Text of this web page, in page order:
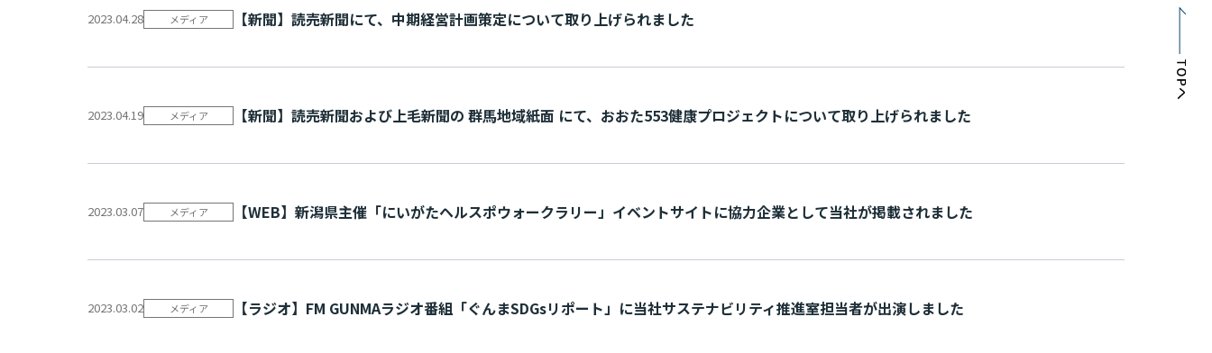
2023.04.28 メディア 【新聞】読売新聞にて、中期経営計画策定について取り上げら れ ま し た
2023.04.19 メディア 【新聞】読売新聞および上毛新聞の 群馬地域紙面 にて、おおた553健康プロジェクトについて取り上げられ ま し た
2023.03.07 メディア 【WEB】新潟県主催「にいがたヘルスポウォークラリー」イベントサイトに協力企業として当社が掲載さ れ ま し た
2023.03.02 メディア 【ラジオ】FM GUNMAラジオ番組「ぐんまSDGsリポート」に当社サステナビリティ推進室担当者が出演 し ま し た